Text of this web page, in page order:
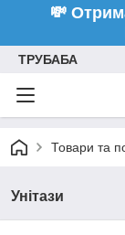
💸
ТРУБАБА
Товари та
Унітази